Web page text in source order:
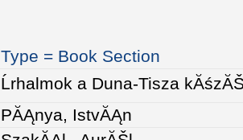
Type = Book Section
Ĺrhalmok a Duna-Tisza
PĂĄnya, IstvĂĄn